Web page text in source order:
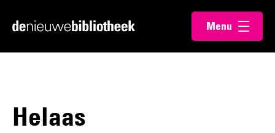
direct
direct
Ga
Menu
openen
Helaas